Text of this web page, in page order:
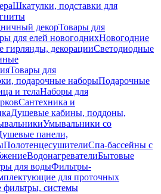
Шкатулки, подставки для
декорТовары для
для елей новогоднихНовогодние
гирлянды, декорацииСветодиодные
Товары для
подарочные наборыПодарочные
и телаНаборы для
Сантехника и
Душевые кабины, поддоны,
Умывальники со
панели,
ПолотенцесушителиСпа-бассейны с
ВодонагревателиБытовые
для водыФильтры-
для проточных
фильтры, системы